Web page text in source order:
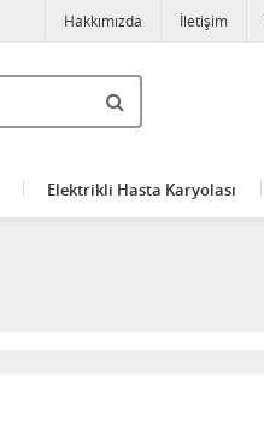
Hakkımızda İletişim
Elektrikli Hasta Karyolası